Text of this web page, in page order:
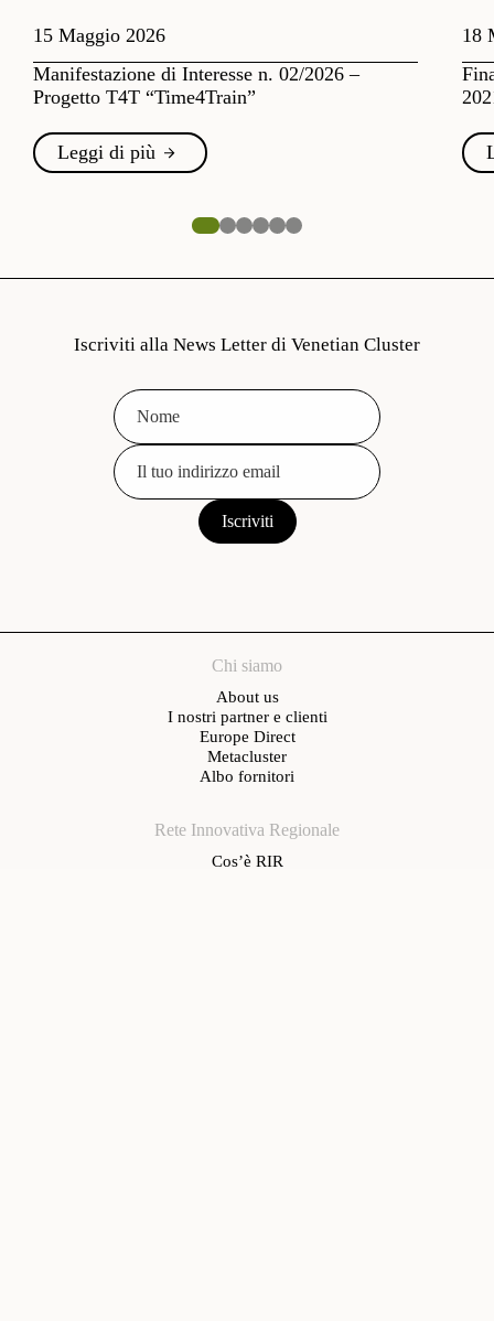
15 Maggio 2026
Manifestazione di Interesse n. 02/2026 –
Progetto T4T “Time4Train”
Leggi di più
18
Iscriviti alla News Letter di Venetian Cluster
Chi siamo
About us
I nostri partner e clienti
Europe Direct
Metacluster
Albo fornitori
Rete Innovativa Regionale
Cos’è RIR